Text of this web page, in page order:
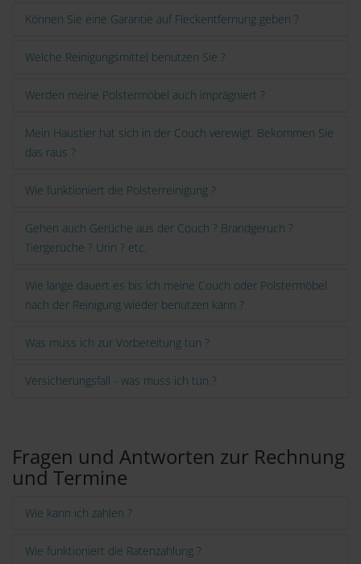
Können Sie eine Garantie auf Fleckentfernung geben ?
Welche Reinigungsmittel benutzen Sie ?
Werden meine Polstermöbel auch imprägniert ?
Mein Haustier hat sich in der Couch verewigt. Bekommen Sie
das raus ?
Wie funktioniert die Polsterreinigung ?
Gehen auch Gerüche aus der Couch ? Brandgeruch ?
Tiergerüche ? Urin ? etc.
Wie lange dauert es bis ich meine Couch oder Polstermöbel
nach der Reinigung wieder benutzen kann ?
Was muss ich zur Vorbereitung tun ?
Versicherungsfall - was muss ich tun ?
Fragen und Antworten zur Rechnung
und Termine
Wie kann ich zahlen ?
Wie funktioniert die Ratenzahlung ?